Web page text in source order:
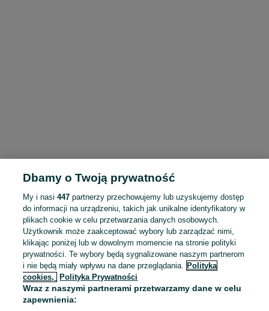
To ogłoszenie nie jest już dostępne
Dbamy o Twoją prywatność
My i nasi447 partnerzy przechowujemy lub uzyskujemy dostęp
do informacji na urządzeniu, takich jak unikalne identyfikatory w
plikach cookie w celu przetwarzania danych osobowych.
Użytkownik może zaakceptować wybory lub zarządzać nimi,
klikając poniżej lub w dowolnym momencie na stronie polityki
prywatności. Te wybory będą sygnalizowane naszym partnerom
i nie będą miały wpływu na dane przeglądania. Polityka
cookies,
Polityka Prywatności
Wraz z naszymi partnerami przetwarzamy dane w celu
zapewnienia: